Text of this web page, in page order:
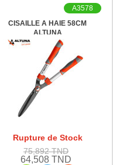
CISAILLE A HAIE 58CM
ALTUNA
A3578
Rupture de Stock
75,892 TND
64,508 TND